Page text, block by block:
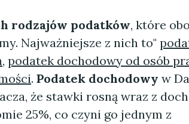
rodzajów podatków, które
Najważniejsze z nich to"
, podatek dochodowy od osób
. Podatek dochodowy w
że stawki rosną wraz z
25%, co czyni go jednym z